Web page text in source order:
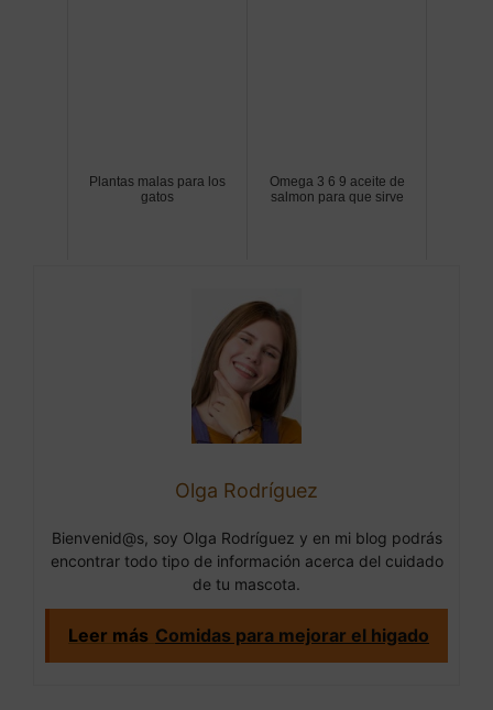
Plantas malas para los
gatos
Omega 3 6 9 aceite de
salmon para que sirve
Olga Rodríguez
Bienvenid@s, soy Olga Rodríguez y en mi blog podrás
encontrar todo tipo de información acerca del cuidado
de tu mascota.
Leer más Comidas para mejorar el higado